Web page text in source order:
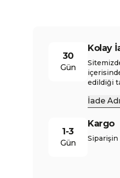
30
Gün
Kolay
edildiği
İade
1-3
Gün
Kargo